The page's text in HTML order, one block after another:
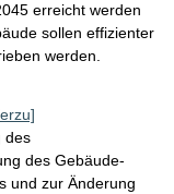
erreicht werden
sollen effizienter
werden.
des
des Gebäude-
und zur Änderung